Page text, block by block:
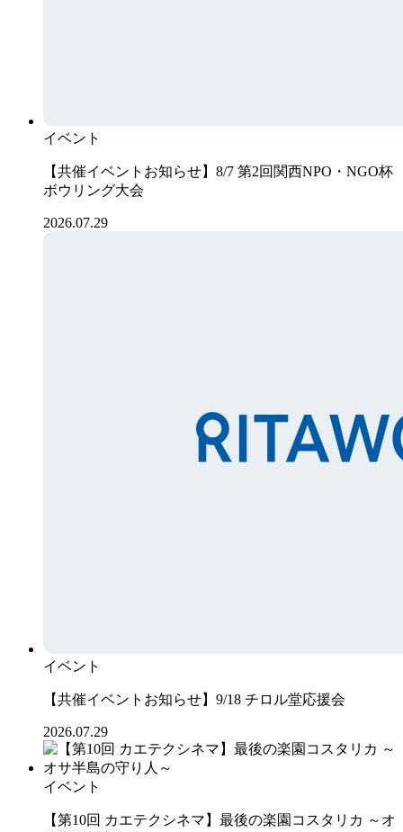
イベント
【共催イベントお知らせ】8/7 第2回関西NPO・NGO杯
ボウリング大会
2026.07.29
イベント
【共催イベントお知らせ】9/18 チロル堂応援会
2026.07.29
イベント
【第10回 カエテクシネマ】最後の楽園コスタリカ ～オ